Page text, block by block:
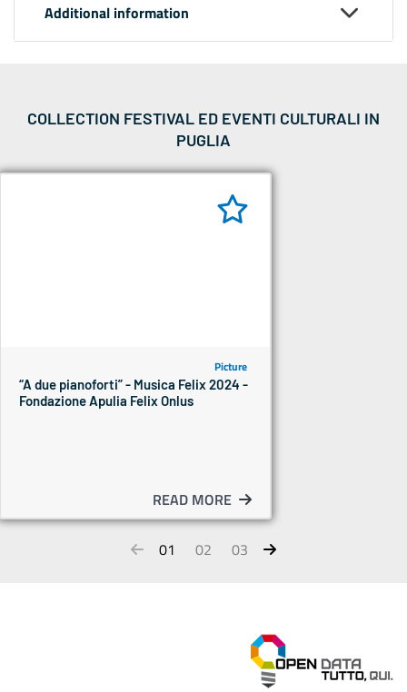
Additional information
COLLECTION FESTIVAL ED EVENTI CULTURALI IN
PUGLIA
Picture
“A due pianoforti” - Musica Felix 2024 -
Fondazione Apulia Felix Onlus
READ MORE
01 02 03